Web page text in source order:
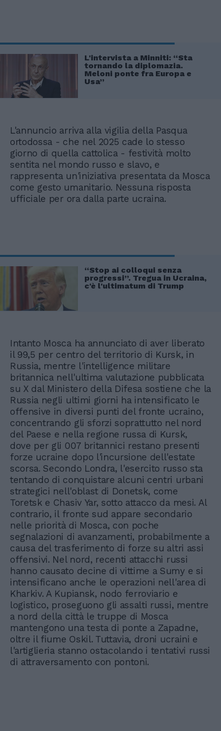
L'intervista a Minniti: “Sta
tornando la diplomazia.
Meloni ponte fra Europa e
Usa”
L'annuncio arriva alla vigilia della Pasqua
ortodossa - che nel 2025 cade lo stesso
giorno di quella cattolica - festività molto
sentita nel mondo russo e slavo, e
rappresenta un'iniziativa presentata da Mosca
come gesto umanitario. Nessuna risposta
ufficiale per ora dalla parte ucraina.
“Stop ai colloqui senza
progressi”. Tregua in Ucraina,
c'è l'ultimatum di Trump
Intanto Mosca ha annunciato di aver liberato
il 99,5 per centro del territorio di Kursk, in
Russia, mentre l'intelligence militare
britannica nell'ultima valutazione pubblicata
su X dal Ministero della Difesa sostiene che la
Russia negli ultimi giorni ha intensificato le
offensive in diversi punti del fronte ucraino,
concentrando gli sforzi soprattutto nel nord
del Paese e nella regione russa di Kursk,
dove per gli 007 britannici restano presenti
forze ucraine dopo l'incursione dell'estate
scorsa. Secondo Londra, l'esercito russo sta
tentando di conquistare alcuni centri urbani
strategici nell'oblast di Donetsk, come
Toretsk e Chasiv Yar, sotto attacco da mesi. Al
contrario, il fronte sud appare secondario
nelle priorità di Mosca, con poche
segnalazioni di avanzamenti, probabilmente a
causa del trasferimento di forze su altri assi
offensivi. Nel nord, recenti attacchi russi
hanno causato decine di vittime a Sumy e si
intensificano anche le operazioni nell'area di
Kharkiv. A Kupiansk, nodo ferroviario e
logistico, proseguono gli assalti russi, mentre
a nord della città le truppe di Mosca
mantengono una testa di ponte a Zapadne,
oltre il fiume Oskil. Tuttavia, droni ucraini e
l'artiglieria stanno ostacolando i tentativi russi
di attraversamento con pontoni.